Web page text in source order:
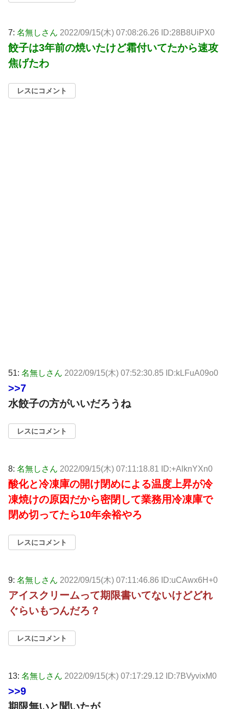
7: 名無しさん 2022/09/15(木) 07:08:26.26 ID:28B8UiPX0
餃子は3年前の焼いたけど霜付いてたから速攻
焦げたわ
レスにコメント
51: 名無しさん 2022/09/15(木) 07:52:30.85 ID:kLFuA09o0
>>7
水餃子の方がいいだろうね
レスにコメント
8: 名無しさん 2022/09/15(木) 07:11:18.81 ID:+AlknYXn0
酸化と冷凍庫の開け閉めによる温度上昇が冷
凍焼けの原因だから密閉して業務用冷凍庫で
閉め切ってたら10年余裕やろ
レスにコメント
9: 名無しさん 2022/09/15(木) 07:11:46.86 ID:uCAwx6H+0
アイスクリームって期限書いてないけどどれ
ぐらいもつんだろ？
レスにコメント
13: 名無しさん 2022/09/15(木) 07:17:29.12 ID:7BVyvixM0
>>9
期限無いと聞いたが